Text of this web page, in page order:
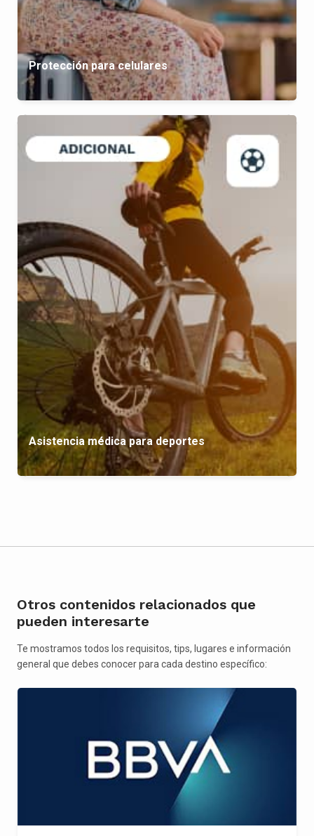
Protección para celulares
Asistencia médica para deportes
Otros contenidos relacionados que
pueden interesarte
Te mostramos todos los requisitos, tips, lugares e información
general que debes conocer para cada destino específico: